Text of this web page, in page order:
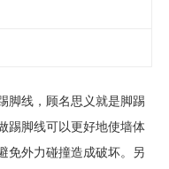
脚线，顾名思义就是脚踢
踢脚线可以更好地使墙体
免外力碰撞造成破坏。另